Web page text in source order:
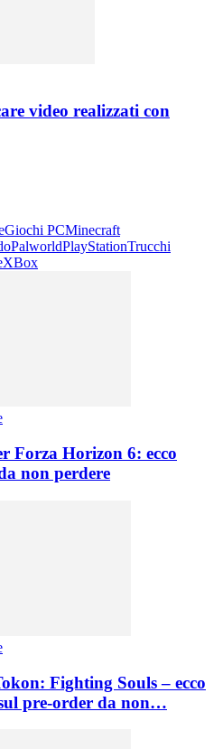
video realizzati con
Giochi PCMinecraft
PalworldPlayStationTrucchi
XBox
Forza Horizon 6: ecco
non perdere
Fighting Souls – ecco
pre-order da non…